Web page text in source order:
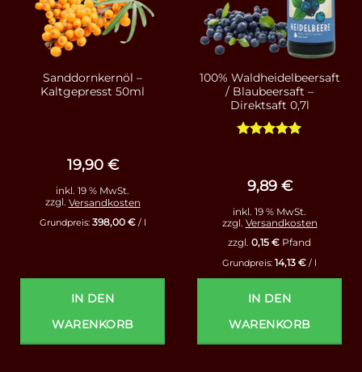
Sanddornkernöl –
Kaltgepresst 50ml
19,90 €
inkl. 19 % MwSt.
zzgl. Versandkosten
Grundpreis: 398,00 €/ l
IN DEN
WARENKORB
100% Waldheidelbeersaft
/ Blaubeersaft –
Direktsaft 0,7l
9,89 €
inkl. 19 % MwSt.
zzgl. Versandkosten
zzgl. 0,15 € Pfand
Grundpreis: 14,13 € / l
IN DEN
WARENKORB